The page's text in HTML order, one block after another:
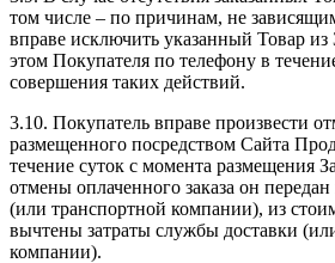
том числе – по причинам, не
вправе исключить указанный Товар из
этом Покупателя по телефону в
совершения таких действий.
3.10. Покупатель вправе произвести
размещенного посредством Сайта
течение суток с момента размещения
отмены оплаченного заказа он
(или транспортной компании), из
вычтены затраты службы доставки
компании).